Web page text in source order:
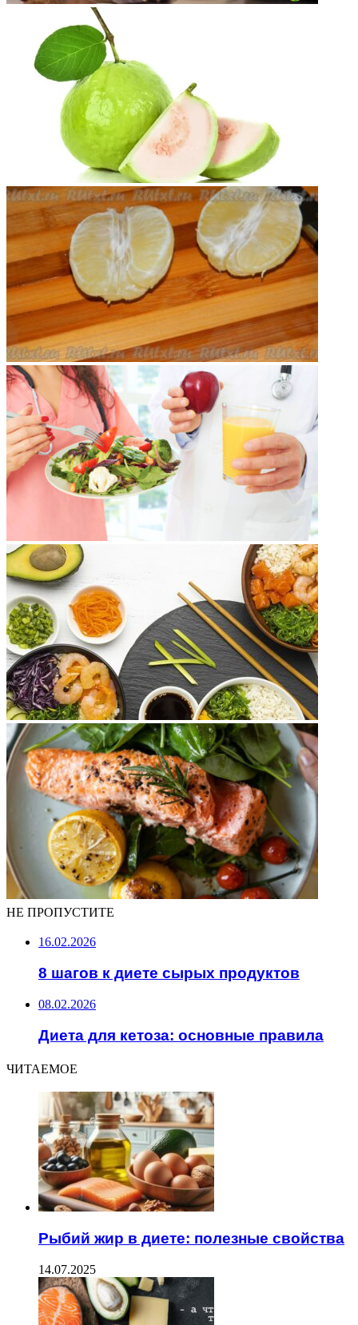
НЕ ПРОПУСТИТЕ
16.02.2026
8 шагов к диете сырых продуктов
08.02.2026
Диета для кетоза: основные правила
ЧИТАЕМОЕ
Рыбий жир в диете: полезные свойства
14.07.2025